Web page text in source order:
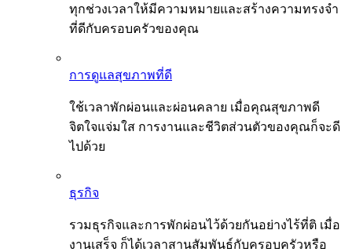
ทุกช่วงเวลาให้มีความหมายและสร้างความทรงจำ
ที่ดีกับครอบครัวของคุณ
การดูแลสุขภาพที่ดี
ใช้เวลาพักผ่อนและผ่อนคลาย เมื่อคุณสุขภาพดี
จิตใจแจ่มใส การงานและชีวิตส่วนตัวของคุณก็จะดี
ไปด้วย
ธุรกิจ
รวมธุรกิจและการพักผ่อนไว้ด้วยกันอย่างไร้ที่ติ เมื่อ
งานเสร็จ ก็ได้เวลาสานสัมพันธ์กับครอบครัวหรือ